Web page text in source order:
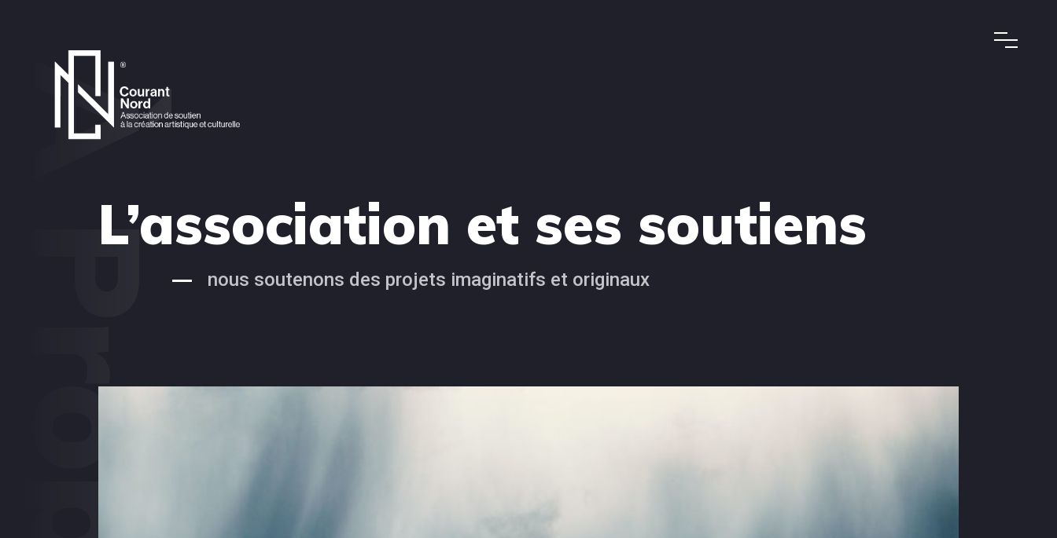
L’association et ses soutiens
nous soutenons des projets imaginatifs et originaux